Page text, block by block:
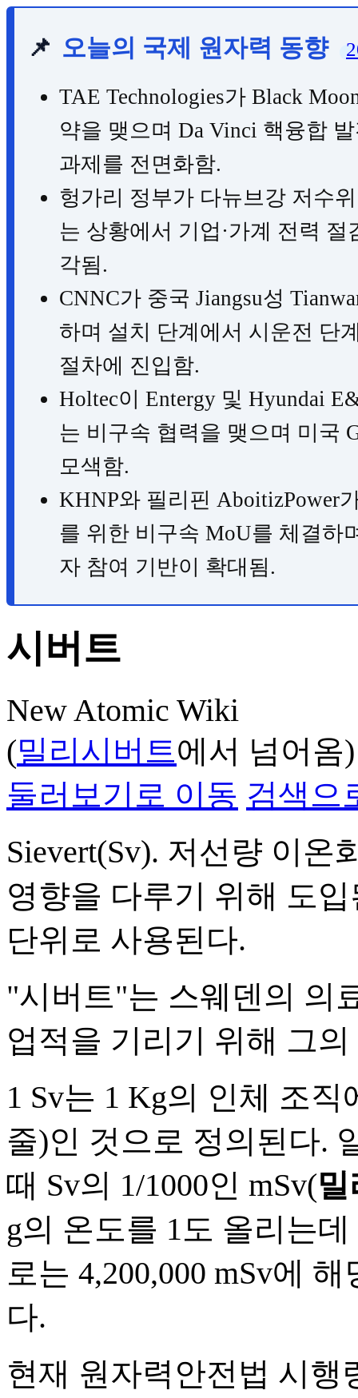
📌 오늘의 국제 원자력 동향
TAE Technologies가 Black
약을 맺으며 Da Vinci 핵융합
과제를 전면화함.
헝가리 정부가 다뉴브강 저수
는 상황에서 기업·가계 전력
각됨.
CNNC가 중국 Jiangsu성
하며 설치 단계에서 시운전 단
절차에 진입함.
Holtec이 Entergy 및 Hyundai
는 비구속 협력을 맺으며 미국
모색함.
KHNP와 필리핀 AboitizPower
를 위한 비구속 MoU를 체결하
자 참여 기반이 확대됨.
시버트
New Atomic Wiki
(밀리시버트에서 넘어옴)
둘러보기로 이동 검색으
Sievert(Sv). 저선량 이
영향을 다루기 위해 도
단위로 사용된다.
"시버트"는 스웨덴의 의
업적을 기리기 위해 그
1 Sv는 1 Kg의 인체 조
줄)인 것으로 정의된다.
때 Sv의 1/1000인 mSv(
g의 온도를 1도 올리는
로는 4,200,000 mSv에
다.
현재 원자력안전법 시행